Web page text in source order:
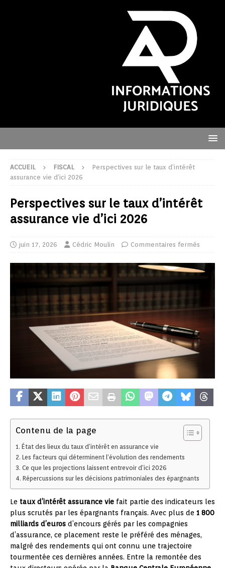
ACCUEIL FISCAL
Perspectives sur le taux d’intérêt
assurance vie d’ici 2026
Perspectives sur le taux d’intérêt
assurance vie d’ici 2026
juin 17, 2026 Cédric Moulin Commentaires fermés
Contenu de la page
État des lieux du taux d’intérêt en assurance vie
Les facteurs qui déterminent l’évolution des rendements
Ce que les projections laissent entrevoir d’ici 2026
Répercussions sur les décisions patrimoniales des épargnants
Le taux d’intérêt assurance vie fait partie des indicateurs les
plus scrutés par les épargnants français. Avec plus de 1 800
milliards d’euros d’encours gérés par les compagnies
d’assurance, ce placement reste le préféré des ménages,
malgré des rendements qui ont connu une trajectoire
tourmentée ces dernières années. Entre la remontée des